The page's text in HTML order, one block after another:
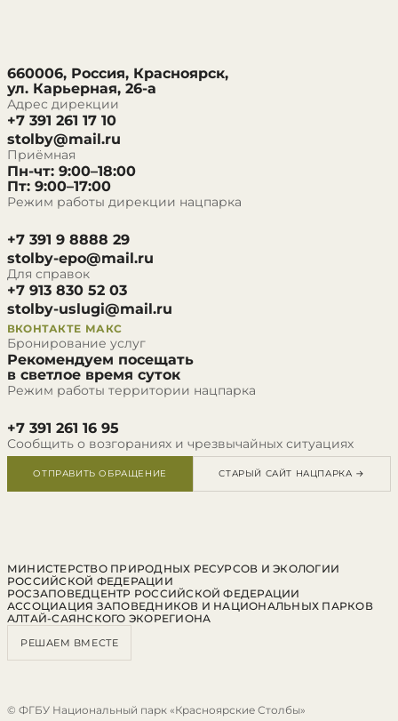
660006, Россия, Красноярск,
ул. Карьерная, 26-а
Адрес дирекции
+7 391 261 17 10
stolby@mail.ru
Приёмная
Пн-чт: 9:00–18:00
Пт: 9:00–17:00
Режим работы дирекции нацпарка
+7 391 9 8888 29
stolby-epo@mail.ru
Для справок
+7 913 830 52 03
stolby-uslugi@mail.ru
ВКОНТАКТЕ МАКС
Бронирование услуг
Рекомендуем посещать
в светлое время суток
Режим работы территории нацпарка
+7 391 261 16 95
Сообщить о возгораниях и чрезвычайных ситуациях
ОТПРАВИТЬ ОБРАЩЕНИЕ СТАРЫЙ САЙТ НАЦПАРКА →
МИНИСТЕРСТВО ПРИРОДНЫХ РЕСУРСОВ И ЭКОЛОГИИ
РОССИЙСКОЙ ФЕДЕРАЦИИ
РОСЗАПОВЕДЦЕНТР РОССИЙСКОЙ ФЕДЕРАЦИИ
АССОЦИАЦИЯ ЗАПОВЕДНИКОВ И НАЦИОНАЛЬНЫХ ПАРКОВ
АЛТАЙ-САЯНСКОГО ЭКОРЕГИОНА
РЕШАЕМ ВМЕСТЕ
© ФГБУ Национальный парк «Красноярские Столбы»